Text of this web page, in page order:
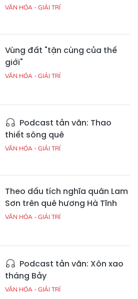
VĂN HÓA - GIẢI TRÍ
Vùng đất "tận cùng của thế
giới"
VĂN HÓA - GIẢI TRÍ
Podcast tản văn: Thao
thiết sông quê
VĂN HÓA - GIẢI TRÍ
Theo dấu tích nghĩa quân Lam
Sơn trên quê hương Hà Tĩnh
VĂN HÓA - GIẢI TRÍ
Podcast tản văn: Xôn xao
tháng Bảy
VĂN HÓA - GIẢI TRÍ